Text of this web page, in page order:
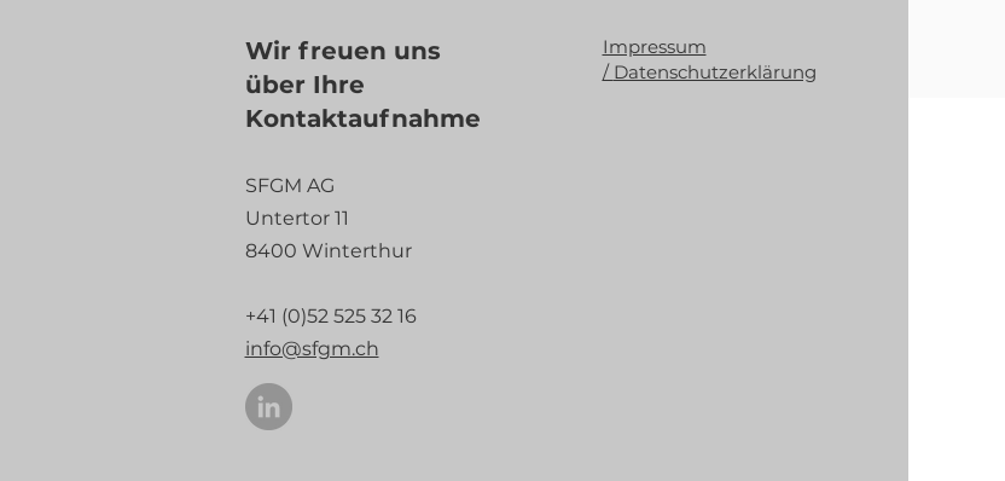
Wir freuen uns
über Ihre
Kontaktaufnahme
SFGM AG
Untertor 11
8400 Winterthur
+41 (0)52 525 32 16
info@sfgm.ch
Impressum
/ Datenschutzerklärung